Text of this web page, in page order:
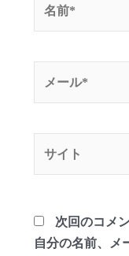
*
次回のコメ
自分の名前、メ